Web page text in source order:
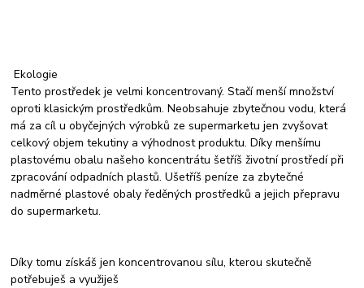
Ekologie
Tento prostředek je velmi koncentrovaný. Stačí menší množství
oproti klasickým prostředkům. Neobsahuje zbytečnou vodu, která
má za cíl u obyčejných výrobků ze supermarketu jen zvyšovat
celkový objem tekutiny a výhodnost produktu. Díky menšímu
plastovému obalu našeho koncentrátu šetříš životní prostředí při
zpracování odpadních plastů. Ušetříš peníze za zbytečné
nadměrné plastové obaly ředěných prostředků a jejich přepravu
do supermarketu.
Díky tomu získáš jen koncentrovanou sílu, kterou skutečně
potřebuješ a využiješ